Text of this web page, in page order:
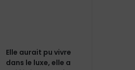
Elle aurait pu vivre
dans le luxe, elle a